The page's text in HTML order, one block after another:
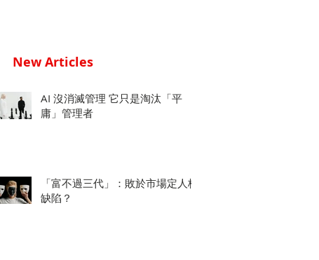
New Articles
AI 沒消滅管理 它只是淘汰「平
庸」管理者
「富不過三代」：敗於市場定人格
缺陷？